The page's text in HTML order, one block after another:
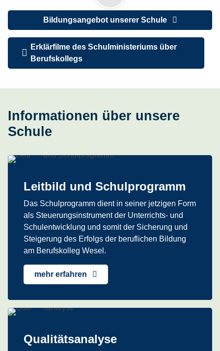
Bildungsangebot unserer Schule
Erklärfilme des Schulministeriums über
Berufskollegs
Informationen über unsere
Schule
Leitbild und Schulprogramm
Das Schulprogramm dient in seiner jetzigen Form
als Steuerungsinstrument der Unterrichts- und
Schulentwicklung und somit der Sicherung und
Steigerung des Erfolgs der beruflichen Bildung
am Berufskolleg Wesel.
mehr erfahren
Qualitätsanalyse